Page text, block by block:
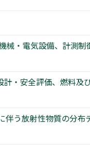
・電気設備、計測
・安全評価、燃料及
う放射性物質の分布